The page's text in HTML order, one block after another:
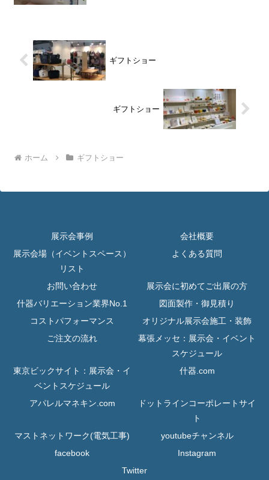
ギフトショー
ギフトショー
ホーム ギフトショー
展示会事例
会社概要
展示会場（イベントスペース）
リスト
よくある質問
お問い合わせ
展示会に初めてご出展の方
什器バリエーション業界No.1
図面製作・御見積り
コストパフォーマンス
オリジナル展示会施工・装飾
ご注文の流れ
幕張メッセ：展示会・イベント
スケジュール
東京ビックサイト：展示会・イ
ベントスケジュール
什器.com
アパレルマネキン.com
ドットラインコーポレートサイ
ト
マストネットワーク(電気工事)
youtubeチャンネル
facebook
Instagram
Twitter